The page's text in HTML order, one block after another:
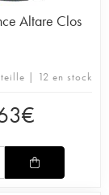
Altare Clos
| 12 en stock
€